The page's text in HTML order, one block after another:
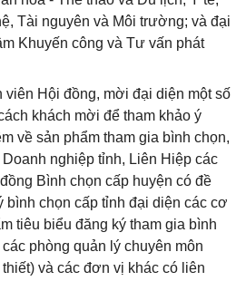
Tài nguyên và Môi trường; và đại
Khuyến công và Tư vấn phát
viên Hội đồng, mời đại diện một số
khách mời để tham khảo ý
về sản phẩm tham gia bình chọn,
nghiệp tỉnh, Liên Hiệp các
Bình chọn cấp huyện có đề
bình chọn cấp tỉnh đại diện các cơ
tiêu biểu đăng ký tham gia bình
phòng quản lý chuyên môn
và các đơn vị khác có liên